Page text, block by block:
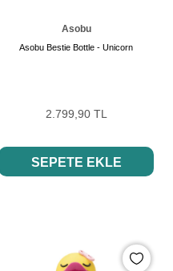
Asobu
Asobu Bestie Bottle - Unicorn
2.799,90 TL
SEPETE EKLE